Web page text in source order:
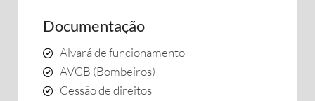
Documentação
Alvará de funcionamento
AVCB (Bombeiros)
Cessão de direitos